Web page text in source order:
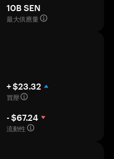
10B SEN
最大供應量
+ $23.32
買壓
- $67.24
流動性